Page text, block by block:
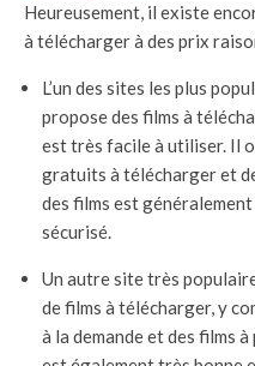
Heureusement, il existe
à télécharger à des prix
L’un des sites les plus
propose des films à
est très facile à utiliser. Il
gratuits à télécharger et
des films est
sécurisé.
Un autre site très
de films à télécharger, y
à la demande et des films